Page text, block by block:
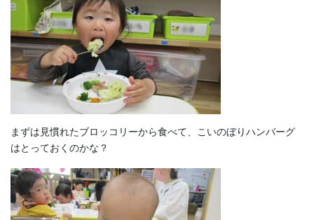
まずは見慣れたブロッコリーから食べて、こいのぼりハンバーグ
はとっておくのかな？